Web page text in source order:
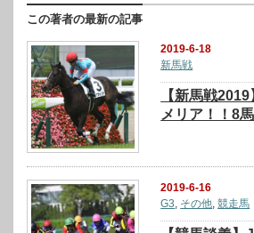
この著者の最新の記事
2019-6-18
新馬戦
【新馬戦
メリア！！8
2019-6-16
G3, その他,競走馬